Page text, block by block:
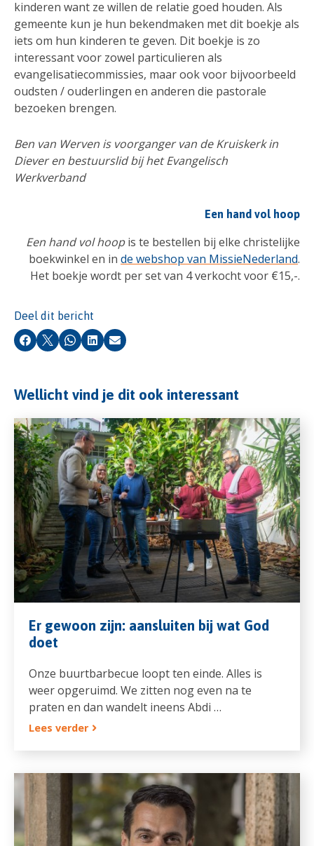
kinderen want ze willen de relatie goed houden. Als
gemeente kun je hun bekendmaken met dit boekje als
iets om hun kinderen te geven. Dit boekje is zo
interessant voor zowel particulieren als
evangelisatiecommissies, maar ook voor bijvoorbeeld
oudsten / ouderlingen en anderen die pastorale
bezoeken brengen.
Ben van Werven is voorganger van de Kruiskerk in
Diever en bestuurslid bij het Evangelisch
Werkverband
Een hand vol hoop
Een hand vol hoopis te bestellen bij elke christelijke
boekwinkel en in de webshop van MissieNederland.
Het boekje wordt per set van 4 verkocht voor €15,-.
Deel dit bericht
Facebook
X Whatsapp
LinkedInE-mail
Wellicht vind je dit ook interessant
Er gewoon zijn: aansluiten bij wat God
doet
Onze buurtbarbecue loopt ten einde. Alles is
weer opgeruimd. We zitten nog even na te
praten en dan wandelt ineens Abdi …
Lees verder